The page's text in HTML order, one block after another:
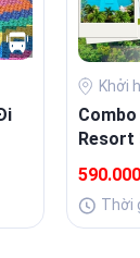
Khởi
Combo
Resort
Thời